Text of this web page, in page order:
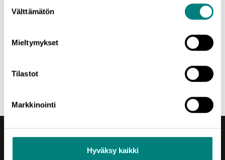
valinta
Välttämätön
Mieltymykset
Tilastot
Markkinointi
Hyväksy kaikki
tarjolla, kertoo Rauman kaupungin yritysasiantuntija Mirja Kotiranta.
Lisätiedot:
jari-pekka.niemi@prizz.fi